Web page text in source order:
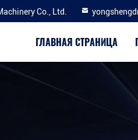
Co., Ltd.
ГЛАВНАЯ СТРАНИЦА